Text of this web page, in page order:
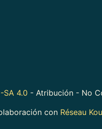
SA 4.0 - Atribución - No
con Réseau